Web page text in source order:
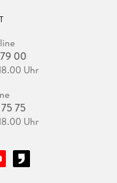
00
Uhr
75
Uhr